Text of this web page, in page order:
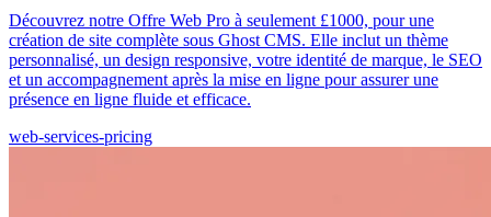
Découvrez notre Offre Web Pro à seulement £1000, pour une
création de site complète sous Ghost CMS. Elle inclut un thème
personnalisé, un design responsive, votre identité de marque, le SEO
et un accompagnement après la mise en ligne pour assurer une
présence en ligne fluide et efficace.
web-services-pricing